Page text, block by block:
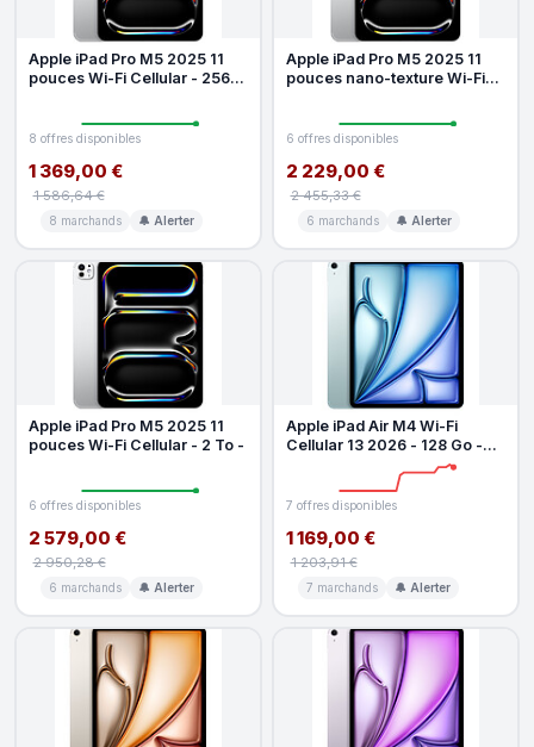
Apple iPad Pro M5 2025 11
pouces Wi-Fi Cellular - 256
8 offres disponibles
1 369,00 €
1 586,64 €
8 marchands 🔔 Alerter
Apple iPad Pro M5 2025 11
pouces nano-texture Wi-Fi
6 offres disponibles
2 229,00 €
2 455,33 €
6 marchands 🔔 Alerter
Apple iPad Pro M5 2025 11
pouces Wi-Fi Cellular - 2 To -
6 offres disponibles
2 579,00 €
2 950,28 €
6 marchands 🔔 Alerter
Apple iPad Air M4 Wi-Fi
Cellular 13 2026 - 128 Go -
7 offres disponibles
1 169,00 €
1 203,91 €
7 marchands 🔔 Alerter